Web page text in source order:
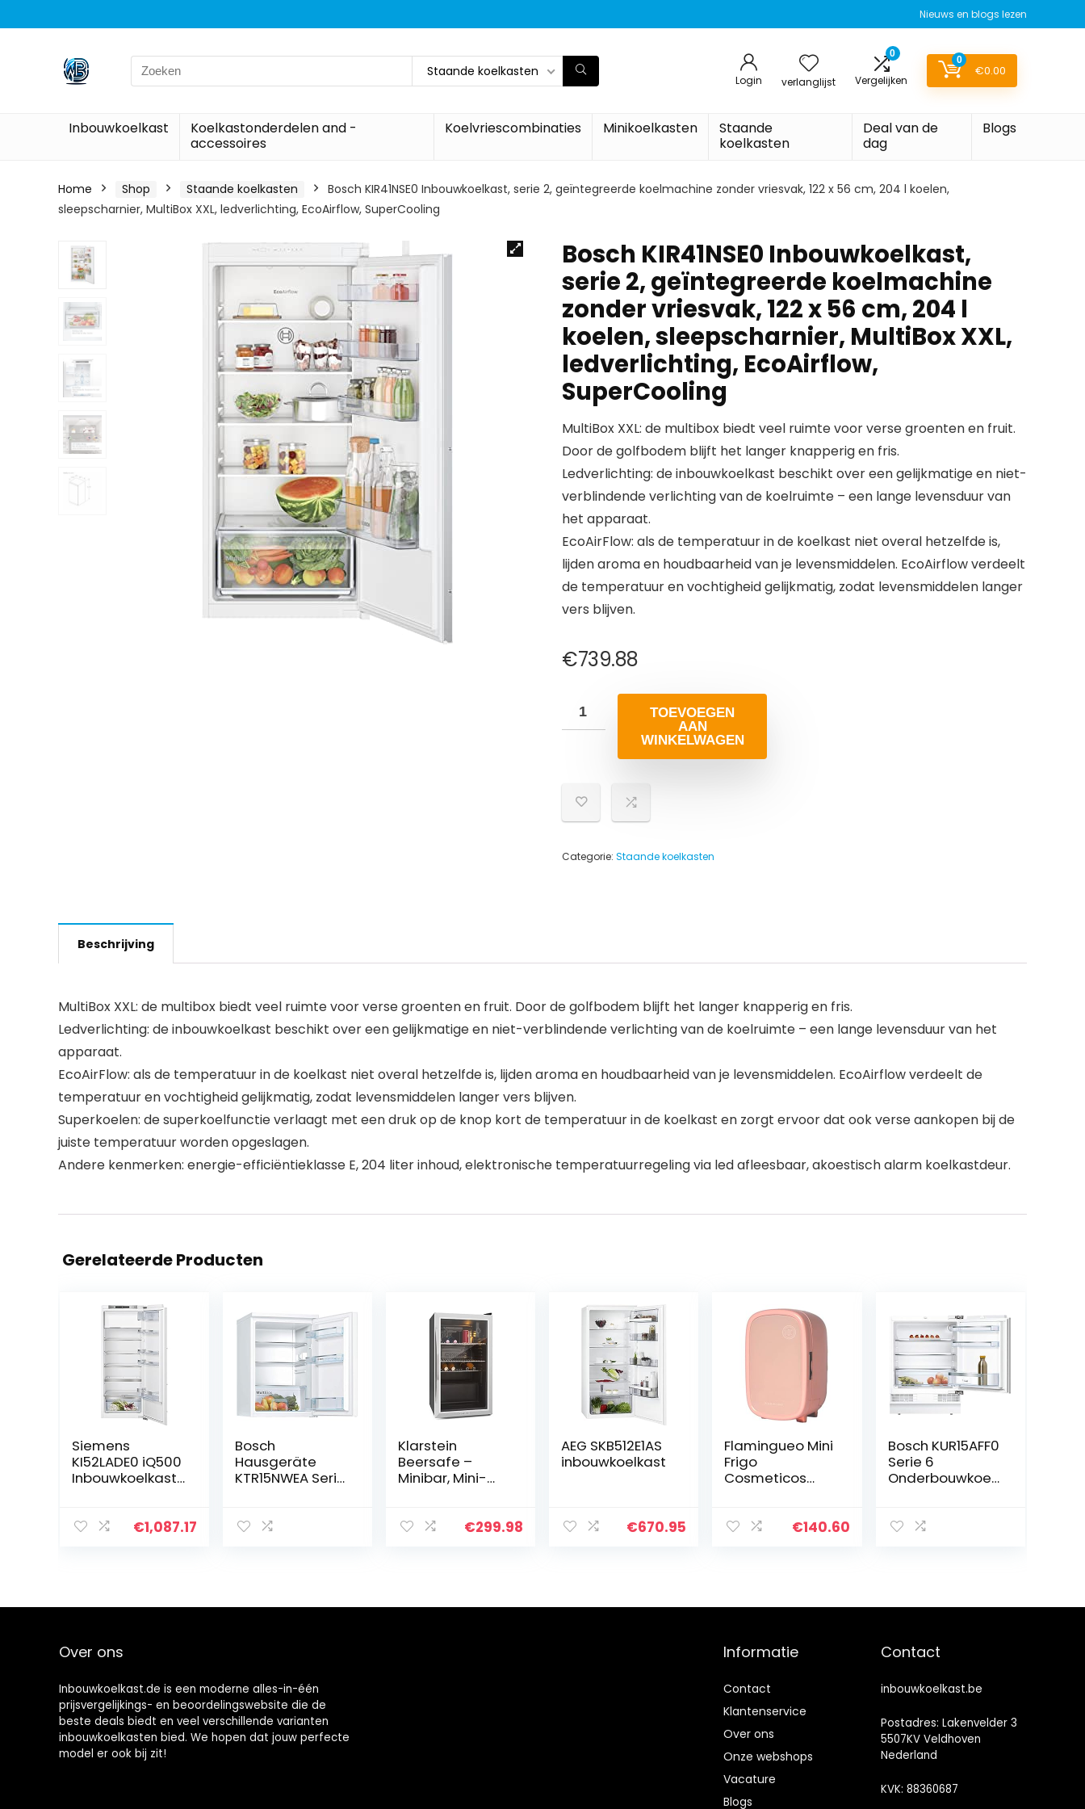
Nieuws en blogs lezen
Search
for:
Staande koelkasten
Login verlanglijst
0
Vergelijken
0
€0.00
Inbouwkoelkast
Koelkastonderdelen and -
accessoires
Koelvriescombinaties Minikoelkasten
Staande
koelkasten
Deal van de
dag
Blogs
Home Shop Staande koelkasten
Bosch KIR41NSE0 Inbouwkoelkast, serie 2, geïntegreerde koelmachine zonder vriesvak, 122 x 56 cm, 204 l koelen,
sleepscharnier, MultiBox XXL, ledverlichting, EcoAirflow, SuperCooling
Bosch KIR41NSE0 Inbouwkoelkast,
serie 2, geïntegreerde koelmachine
zonder vriesvak, 122 x 56 cm, 204 l
koelen, sleepscharnier, MultiBox XXL,
ledverlichting, EcoAirflow,
SuperCooling
MultiBox XXL: de multibox biedt veel ruimte voor verse groenten en fruit.
Door de golfbodem blijft het langer knapperig en fris.
Ledverlichting: de inbouwkoelkast beschikt over een gelijkmatige en niet-
verblindende verlichting van de koelruimte – een lange levensduur van
het apparaat.
EcoAirFlow: als de temperatuur in de koelkast niet overal hetzelfde is,
lijden aroma en houdbaarheid van je levensmiddelen. EcoAirflow verdeelt
de temperatuur en vochtigheid gelijkmatig, zodat levensmiddelen langer
vers blijven.
€739.88
TOEVOEGEN
AAN
WINKELWAGEN
Categorie: Staande koelkasten
Beschrijving
MultiBox XXL: de multibox biedt veel ruimte voor verse groenten en fruit. Door de golfbodem blijft het langer knapperig en fris.
Ledverlichting: de inbouwkoelkast beschikt over een gelijkmatige en niet-verblindende verlichting van de koelruimte – een lange levensduur van het
apparaat.
EcoAirFlow: als de temperatuur in de koelkast niet overal hetzelfde is, lijden aroma en houdbaarheid van je levensmiddelen. EcoAirflow verdeelt de
temperatuur en vochtigheid gelijkmatig, zodat levensmiddelen langer vers blijven.
Superkoelen: de superkoelfunctie verlaagt met een druk op de knop kort de temperatuur in de koelkast en zorgt ervoor dat ook verse aankopen bij de
juiste temperatuur worden opgeslagen.
Andere kenmerken: energie-efficiëntieklasse E, 204 liter inhoud, elektronische temperatuurregeling via led afleesbaar, akoestisch alarm koelkastdeur.
Gerelateerde Producten
Siemens
KI52LADE0 iQ500
Inbouwkoelkast
228 l/hyperFresh
€1,087.17
Bosch
Hausgeräte
KTR15NWEA Serie
liter, LED-
van groenten en
Klarstein
Beersafe –
Minibar, Mini-
rank, leise, 42 dB,
Temperaturregl
€299.98
AEG SKB512E1AS
inbouwkoelkast
€670.95
Flamingueo Mini
Frigo
Cosmeticos
binnenverlichtin
elektrische mini-
ast, mini-
kamer, make-
up-koelkast
€140.60
Bosch KUR15AFF0
Serie 6
Onderbouwkoelk
scharnier, Made
MultiBox opslag
Over ons
Inbouwkoelkast.de is een moderne alles-in-één
prijsvergelijkings- en beoordelingswebsite die de
beste deals biedt en veel verschillende varianten
inbouwkoelkasten bied. We hopen dat jouw perfecte
model er ook bij zit!
Informatie
Contact
Klantenservice
Over ons
Onze webshops
Vacature
Blogs
Contact
inbouwkoelkast.be
Postadres: Lakenvelder 3
5507KV Veldhoven
Nederland
KVK: 88360687